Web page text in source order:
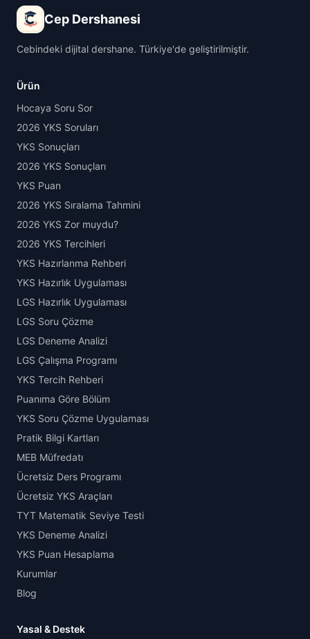
Cep Dershanesi
Cebindeki dijital dershane. Türkiye'de geliştirilmiştir.
Ürün
Hocaya Soru Sor
2026 YKS Soruları
YKS Sonuçları
2026 YKS Sonuçları
YKS Puan
2026 YKS Sıralama Tahmini
2026 YKS Zor muydu?
2026 YKS Tercihleri
YKS Hazırlanma Rehberi
YKS Hazırlık Uygulaması
LGS Hazırlık Uygulaması
LGS Soru Çözme
LGS Deneme Analizi
LGS Çalışma Programı
YKS Tercih Rehberi
Puanıma Göre Bölüm
YKS Soru Çözme Uygulaması
Pratik Bilgi Kartları
MEB Müfredatı
Ücretsiz Ders Programı
Ücretsiz YKS Araçları
TYT Matematik Seviye Testi
YKS Deneme Analizi
YKS Puan Hesaplama
Kurumlar
Blog
Yasal & Destek